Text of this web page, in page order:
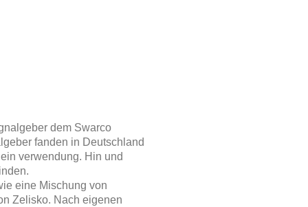
dem Swarco
fanden in Deutschland
verwendung. Hin und
eine Mischung von
Zelisko. Nach eigenen